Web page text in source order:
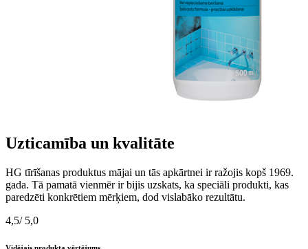
Uzticamība un kvalitāte
HG tīrīšanas produktus mājai un tās apkārtnei ir ražojis kopš 1969.
gada. Tā pamatā vienmēr ir bijis uzskats, ka speciāli produkti, kas
paredzēti konkrētiem mērķiem, dod vislabāko rezultātu.
4,5/ 5,0